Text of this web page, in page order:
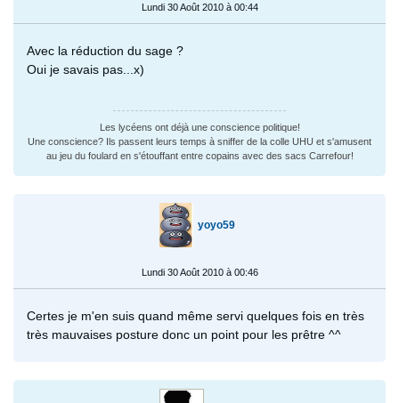
Lundi 30 Août 2010 à 00:44
Avec la réduction du sage ?
Oui je savais pas...x)
Les lycéens ont déjà une conscience politique!
Une conscience? Ils passent leurs temps à sniffer de la colle UHU et s'amusent
au jeu du foulard en s'étouffant entre copains avec des sacs Carrefour!
yoyo59
Lundi 30 Août 2010 à 00:46
Certes je m'en suis quand même servi quelques fois en très
très mauvaises posture donc un point pour les prêtre ^^